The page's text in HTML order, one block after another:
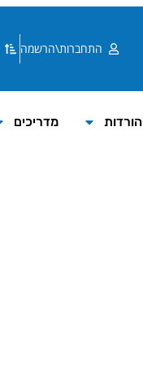
התחברות\הרשמה
הורדות מדריכים